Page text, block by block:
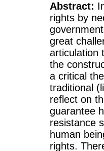
Abstract:
rights by
great
articulation
the
a critical
traditional
reflect on
guarantee
resistance
human
rights.